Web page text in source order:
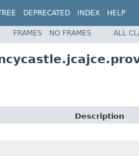
DEPRECATED INDEX HELP
FRAMES NO FRAMES ALL
Description